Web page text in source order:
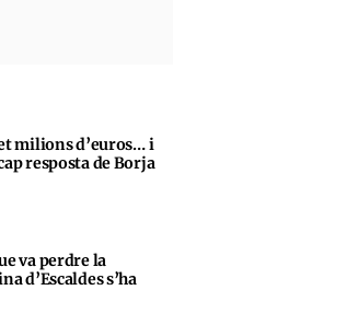
milions d’euros… i
resposta de Borja
va perdre la
d’Escaldes s’ha